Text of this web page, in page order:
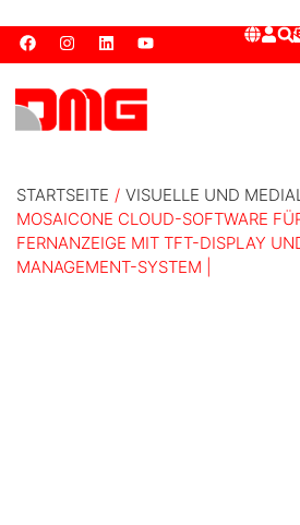
STARTSEITE / VISUELLE UND
MOSAICONE CLOUD-SOFTWARE
FERNANZEIGE MIT TFT-DISPLAY
MANAGEMENT-SYSTEM |